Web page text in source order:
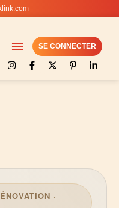
SE CONNECTER
·